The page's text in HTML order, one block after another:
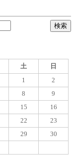
土
日
1
2
8
9
15
16
22
23
29
30